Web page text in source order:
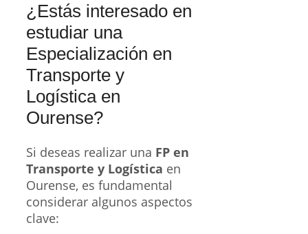
¿Estás interesado en
estudiar una
Especialización en
Transporte y
Logística en
Ourense?
Si deseas realizar una FP en
Transporte y Logística en
Ourense, es fundamental
considerar algunos aspectos
clave: